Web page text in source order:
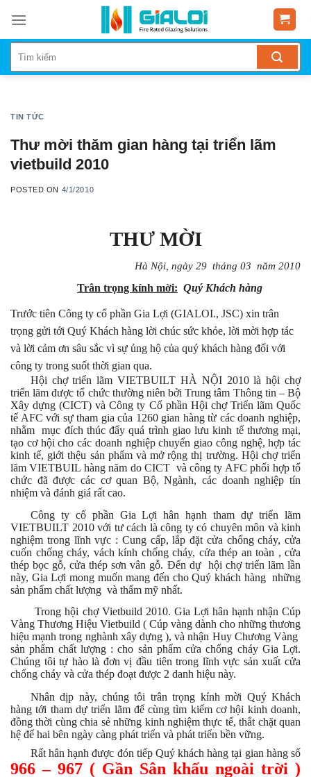
content
TIN TỨC
Thư mời thăm gian hàng tại triển lãm
vietbuild 2010
POSTED ON 4/1/2010
THƯ MỜI
Hà Nội, ngày 29 tháng 03 năm 2010
Trân trọng kính mời: Quý Khách hàng
Trước tiên Công ty cổ phần Gia Lợi (GIALOI., JSC) xin trân
trọng gửi tới Quý Khách hàng lời chúc sức khỏe, lời mời hợp tác
và lời cảm ơn sâu sắc vì sự ủng hộ của quý khách hàng đối với
công ty trong suốt thời gian qua.
Hội chợ triển lãm VIETBUILT HÀ NỘI 2010 là hội chợ
triển lãm được tổ chức thường niên bởi Trung tâm Thông tin – Bộ
Xây dựng (CICT) vàCông ty Cổ phần Hội chợ Triển lãm Quốc
tế AFC với sự tham gia của 1260 gian hàng từ các doanh nghiệp,
nhằm mục đích thúc đẩy quá trình giao lưu kinh tế thương mại,
tạo cơ hội cho các doanh nghiệp chuyển giao công nghệ, hợp tác
kinh tế, giới thệu sản phẩm và mở rộng thị trường. Hội chợ triển
lãm VIETBUIL hàng năm do CICT và công ty AFC phối hợp tổ
chức đã được các cơ quan Bộ, Ngành, các doanh nghiệp tín
nhiệm và đánh giá rất cao.
Công ty cổ phần Gia Lợi hân hạnh tham dự triển lãm
VIETBUILT 2010 với tư cách là công ty có chuyên môn và kinh
nghiệm trong lĩnh vực : Cung cấp, lắp đặt cửa chống cháy, cửa
cuốn chống cháy, vách kính chống cháy, cửa thép an toàn , cửa
thép bọc gỗ, cửa thép sơn vân gỗ. Đến dự hội chợ triển lãm lần
này, Gia Lợi mong muốn mang đến cho Quý khách hàng những
sản phẩm chất lượng và thẩm mỹ nhất.
Trong hội chợ Vietbuild 2010. Gia Lợi hân hạnh nhận Cúp
Vàng Thương Hiệu Vietbuild ( Cúp vàng dành cho những thương
hiệu mạnh trong nghành xây dựng ), và nhận Huy Chương Vàng
sản phẩm chất lượng : cho sản phẩm cửa chống cháy Gia Lợi.
Chúng tôi tự hào là đơn vị đầu tiên trong lĩnh vực sản xuất cửa
chống cháy và cửa thép đoạt được 2 danh hiệu này.
Nhân dịp này, chúng tôi trân trọng kính mời Quý Khách
hàng tới tham dự triển lãm để cùng tìm kiếm cơ hội kinh doanh,
đồng thời cùng chia sẻ những kinh nghiệm thực tế, thắt chặt quan
hệ để hai bên ngày càng phát triển và phát triển bền vững.
Rất hân hạnh được đón tiếp Quý khách hàng tại gian hàng số
966 – 967 ( Gần Sân khấu ngoài trời )